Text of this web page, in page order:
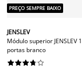
PREÇO SEMPRE BAIXO
JENSLEV
Módulo superior JENSLEV
portas branco





